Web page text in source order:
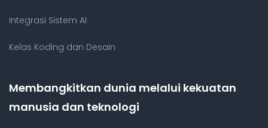
Integrasi Sistem AI
Kelas Koding dan Desain
Membangkitkan dunia melalui kekuatan
manusia dan teknologi